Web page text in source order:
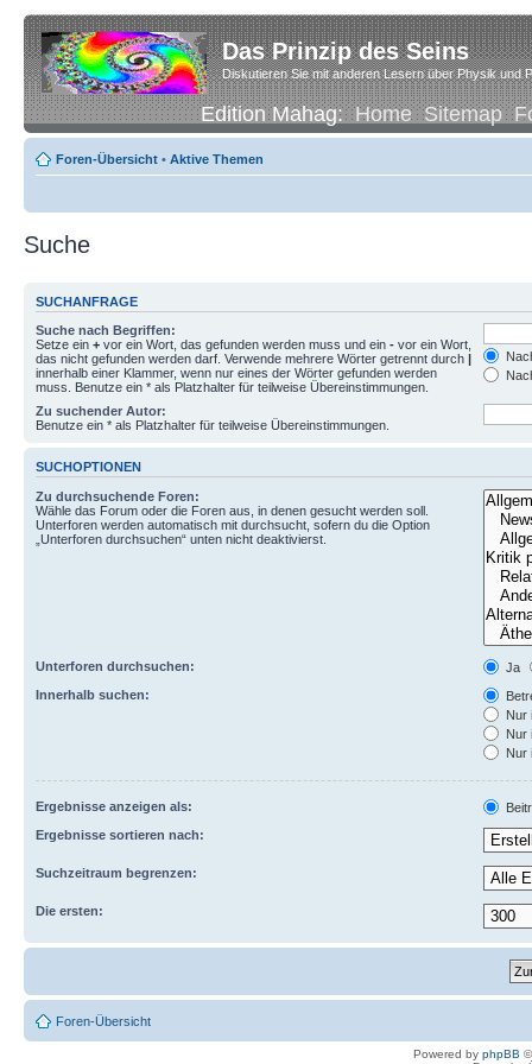
Das Prinzip des Seins
Diskutieren Sie mit anderen Lesern über Physik und
Edition Mahag:Home Sitemap
Foren-Übersicht • Aktive Themen
Suche
SUCHANFRAGE
Suche nach Begriffen:
Setze ein + vor ein Wort, das gefunden werden muss und ein - vor ein Wort,
das nicht gefunden werden darf. Verwende mehrere Wörter getrennt durch |
innerhalb einer Klammer, wenn nur eines der Wörter gefunden werden
muss. Benutze ein * als Platzhalter für teilweise Übereinstimmungen.
Zu suchender Autor:
Benutze ein * als Platzhalter für teilweise Übereinstimmungen.
SUCHOPTIONEN
Zu durchsuchende Foren:
Wähle das Forum oder die Foren aus, in denen gesucht werden soll.
Unterforen werden automatisch mit durchsucht, sofern du die Option
„Unterforen durchsuchen“ unten nicht deaktivierst.
Unterforen durchsuchen:
Ja
Innerhalb suchen:
Nur
Nur
Nur
Ergebnisse anzeigen als:
Ergebnisse sortieren nach:
Suchzeitraum begrenzen:
Die ersten:
Foren-Übersicht
Powered by phpBB